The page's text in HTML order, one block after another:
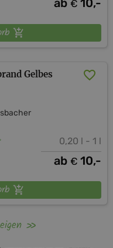
ab € 10,-
Gelbes
0,20 l - 1 l
ab € 10,-